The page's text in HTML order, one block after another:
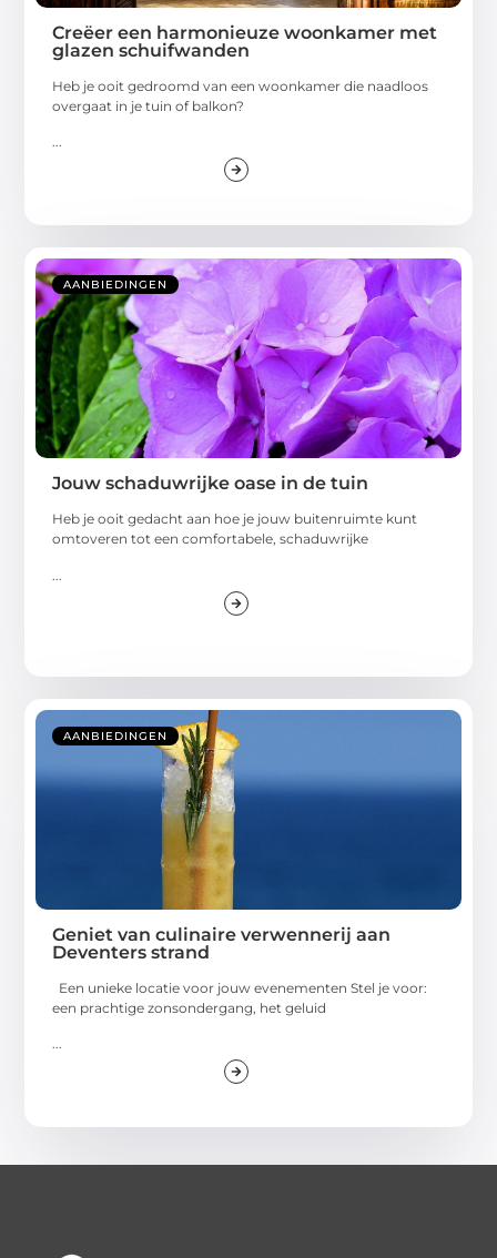
Creëer een harmonieuze woonkamer met
glazen schuifwanden
Heb je ooit gedroomd van een woonkamer die naadloos
overgaat in je tuin of balkon?
...
AANBIEDINGEN
Jouw schaduwrijke oase in de tuin
Heb je ooit gedacht aan hoe je jouw buitenruimte kunt
omtoveren tot een comfortabele, schaduwrijke
AANBIEDINGEN
Geniet van culinaire verwennerij aan
Deventers strand
Een unieke locatie voor jouw evenementen Stel je voor:
een prachtige zonsondergang, het geluid